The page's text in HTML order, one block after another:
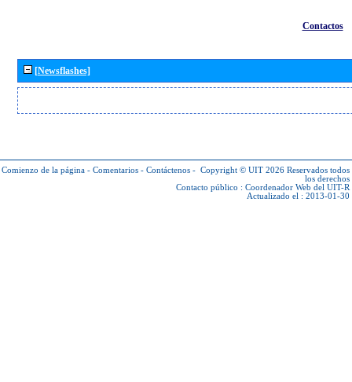
Contactos
[Newsflashes]
Comienzo de la página - Comentarios - Contáctenos - Copyright © UIT 2026 Reservados todos
los derechos
Contacto público : Coordenador Web del UIT-R
Actualizado el : 2013-01-30